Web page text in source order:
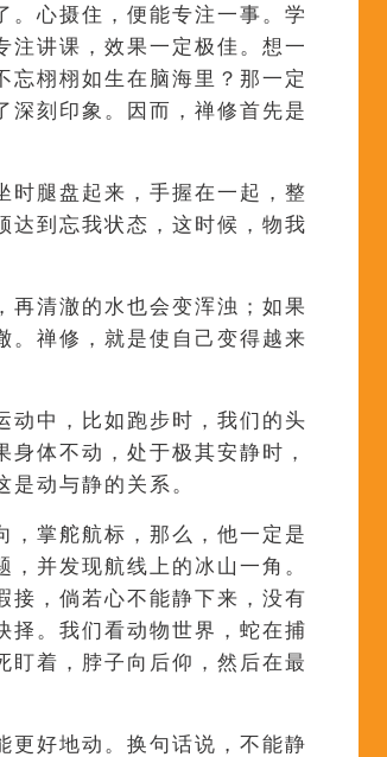
。心摄住，便能专注一事。学
注讲课，效果一定极佳。想一
忘栩栩如生在脑海里？那一定
深刻印象。因而，禅修首先是
时腿盘起来，手握在一起，整
达到忘我状态，这时候，物我
再清澈的水也会变浑浊；如果
。禅修，就是使自己变得越来
动中，比如跑步时，我们的头
体不动，处于极其安静时，
动与静的关系。
，掌舵航标，那么，他一定是
并发现航线上的冰山一角。
接，倘若心不能静下来，没有
择。我们看动物世界，蛇在捕
盯着，脖子向后仰，然后在最
更好地动。换句话说，不能静